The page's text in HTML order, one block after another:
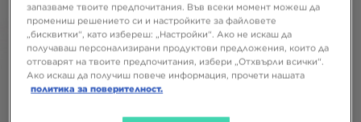
запазваме твоите предпочитания. Във всеки момент можеш да
промениш решението си и настройките за файловете
„бисквитки“, като избереш: „Настройки“. Ако не искаш да
получаваш персонализирани продуктови предложения, които да
отговарят на твоите предпочитания, избери „Отхвърли всички“.
Ако искаш да получиш повече информация, прочети нашата
политика за поверителност.